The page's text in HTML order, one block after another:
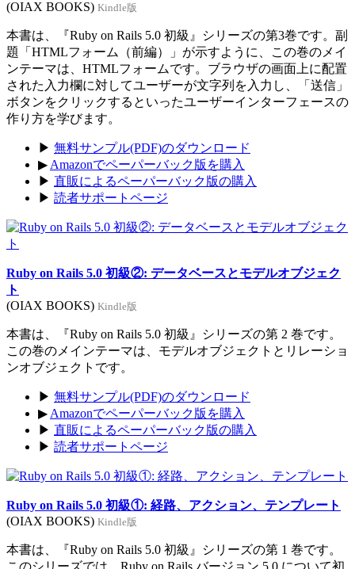
(OIAX BOOKS) Kindle版
本書は、『Ruby on Rails 5.0 初級』シリーズの第3巻です。副
題「HTMLフォーム（前編）」が示すように、この巻のメイ
ンテーマは、HTMLフォームです。ブラウザの画面上に配置
された入力欄に対してユーザーが文字列を入力し、「送信」
ボタンをクリックするといったユーザーインターフェースの
作り方を学びます。
▶ 無料サンプル(PDF)のダウンロード
▶ Amazonでペーパーバック版を購入
▶ 直販によるペーパーバック版の購入
▶ 読者サポートページ
Ruby on Rails 5.0 初級②: データベースとモデルオブジェク
ト
(OIAX BOOKS) Kindle版
本書は、『Ruby on Rails 5.0 初級』シリーズの第 2 巻です。
この巻のメインテーマは、モデルオブジェクトとリレーショ
ンオブジェクトです。
▶ 無料サンプル(PDF)のダウンロード
▶ Amazonでペーパーバック版を購入
▶ 直販によるペーパーバック版の購入
▶ 読者サポートページ
Ruby on Rails 5.0 初級①: 経路、アクション、テンプレート
(OIAX BOOKS) Kindle版
本書は、『Ruby on Rails 5.0 初級』シリーズの第 1 巻です。
このシリーズでは、Ruby on Rails バージョン 5.0 について初